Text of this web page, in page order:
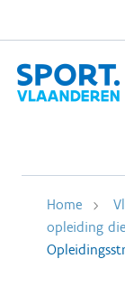
Home
opleiding